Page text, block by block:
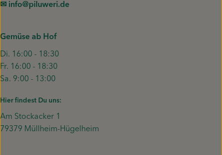
✉︎ info@piluweri.de
Gemüse ab Hof
Di. 16:00 - 18:30
Fr. 16:00 - 18:30
Sa. 9:00 - 13:00
Hier findest Du uns:
Am Stockacker 1
79379 Müllheim-Hügelheim